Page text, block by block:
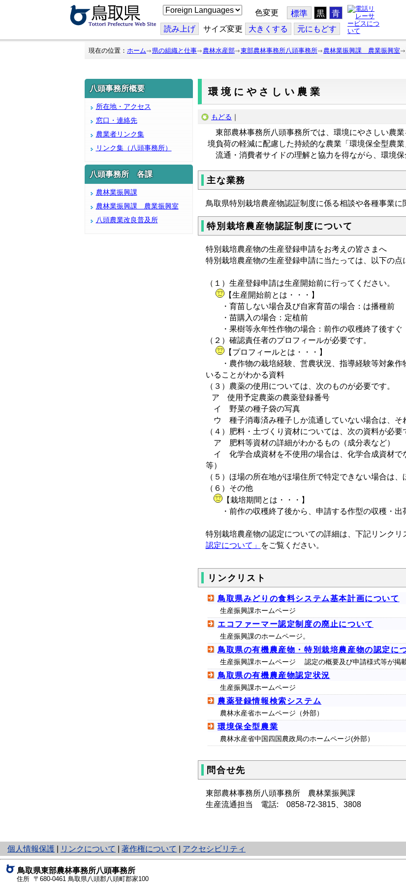
こ
の
ジ
を
翻
色変更 標準 黒 青
読み上げ サイズ変更 大きくする 元にもどす
現在の位置： ホーム 県の組織と仕事 農林水産部 東部農林事務所八頭事務所 農林業振興課 農業振興室
八頭事務所概要
所在地・アクセス
窓口・連絡先
農業者リンク集
リンク集（八頭事務所）
八頭事務所 各課
農林業振興課
農林業振興課 農業振興室
八頭農業改良普及所
環境にやさしい農業
もどる ｜
東部農林事務所八頭事務所では、環境にやさしい農
境負荷の軽減に配慮した持続的な農業「環境保全型農業
流通・消費者サイドの理解と協力を得ながら、環境保
主な業務
鳥取県特別栽培農産物認証制度に係る相談や各種事業に
特別栽培農産物認証制度について
特別栽培農産物の生産登録申請をお考えの皆さまへ
特別栽培農産物の生産登録申請に当たっては、以下の点
（１）生産登録申請は生産開始前に行ってください。
【生産開始前とは・・・】
・育苗しない場合及び自家育苗の場合：は播種前
・苗購入の場合：定植前
・果樹等永年性作物の場合：前作の収穫終了後すぐ
（２）確認責任者のプロフィールが必要です。
【プロフィールとは・・・】
・農作物の栽培経験、営農状況、指導経験等対象作
いることがわかる資料
（３）農薬の使用については、次のものが必要です。
ア 使用予定農薬の農薬登録番号
イ 野菜の種子袋の写真
ウ 種子消毒済み種子しか流通していない場合は、そ
（４）肥料・土づくり資材については、次の資料が必要
ア 肥料等資材の詳細がわかるもの（成分表など）
イ 化学合成資材を不使用の場合は、化学合成資材で
等）
（５）ほ場の所在地がほ場住所で特定できない場合は
（６）その他
【栽培期間とは・・・】
・前作の収穫終了後から、申請する作型の収穫・出
特別栽培農産物の認定についての詳細は、下記リンクリ
認定について」
をご覧ください。
リンクリスト
鳥取県みどりの食料システム基本計画について
生産振興課ホームページ
エコファーマー認定制度の廃止について
生産振興課のホームページ。
鳥取県の有機農産物・特別栽培農産物の認定に
生産振興課ホームページ 認定の概要及び申請様式等が掲載
鳥取県の有機農産物認定状況
生産振興課ホームページ
農薬登録情報検索システム
農林水産省ホームページ（外部）
環境保全型農業
農林水産省中国四国農政局のホームページ(外部）
問合せ先
東部農林事務所八頭事務所 農林業振興課
生産流通担当 電話: 0858-72-3815、3808
個人情報保護
と
り
ネ
ッ
リンクについて 著作権について アクセシビリティ
鳥取県東部農林事務所八頭事務所
住所 〒680-0461 鳥取県八頭郡八頭町郡家100